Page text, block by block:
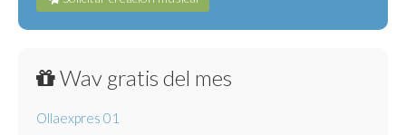
Wav gratis del mes
Ollaexpres 01